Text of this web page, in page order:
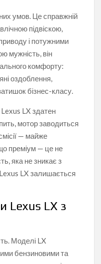
умов. Це справжній
підвіскою,
і потужними
мужність, він
комфорту:
оздоблення,
бізнес-класу.
Lexus LX здатен
мотор заводиться
— майже
преміум — це не
яка не зникає з
Lexus LX залишається
Lexus LX з
Моделі LX
бензиновими та